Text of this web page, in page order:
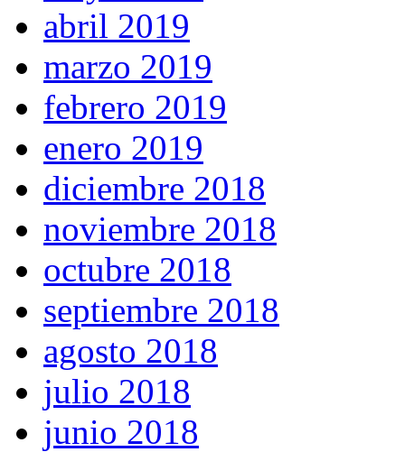
abril 2019
marzo 2019
febrero 2019
enero 2019
diciembre 2018
noviembre 2018
octubre 2018
septiembre 2018
agosto 2018
julio 2018
junio 2018